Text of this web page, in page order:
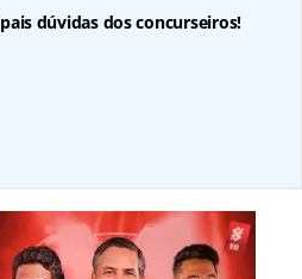
dúvidas dos concurseiros!